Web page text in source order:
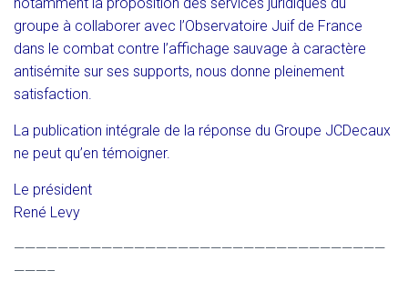
groupe à collaborer avec l’Observatoire Juif de France
dans le combat contre l’affichage sauvage à caractère
antisémite sur ses supports, nous donne pleinement
satisfaction.
La publication intégrale de la réponse du Groupe JCDecaux
ne peut qu’en témoigner.
Le président
René Levy
——————————————————————————————————
———–